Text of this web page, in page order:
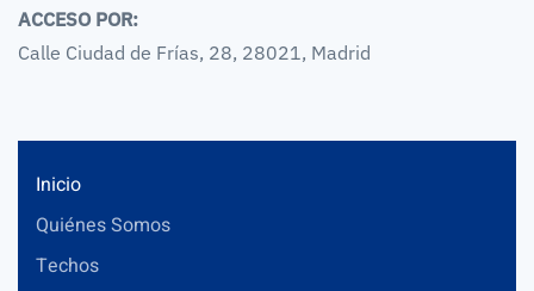
ACCESO POR:
Calle Ciudad de Frías, 28, 28021, Madrid
Inicio
Quiénes Somos
Techos